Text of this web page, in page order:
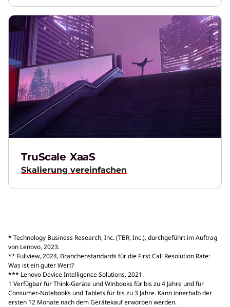
TruScale XaaS
Skalierung vereinfachen
* Technology Business Research, Inc. (TBR, Inc.), durchgeführt im Auftrag
von Lenovo, 2023.
** Fullview, 2024, Branchenstandards für die First Call Resolution Rate:
Was ist ein guter Wert?
*** Lenovo Device Intelligence Solutions, 2021.
1 Verfügbar für Think-Geräte und Winbooks für bis zu 4 Jahre und für
Consumer-Notebooks und Tablets für bis zu 3 Jahre. Kann innerhalb der
ersten 12 Monate nach dem Gerätekauf erworben werden.